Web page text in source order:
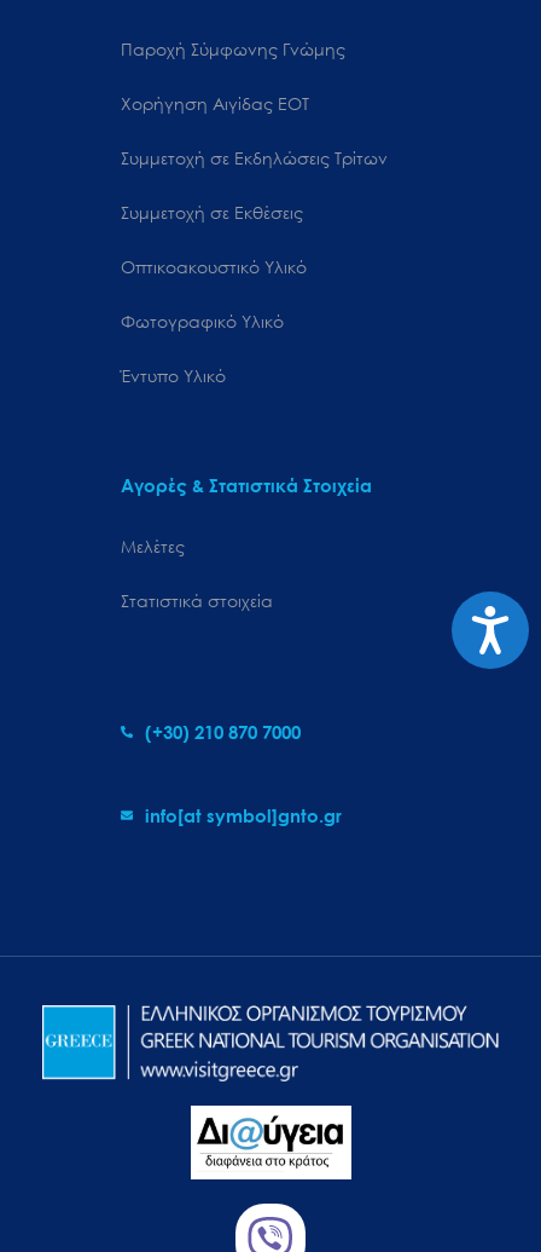
Παροχή Σύμφωνης Γνώμης
Χορήγηση Αιγίδας ΕΟΤ
Συμμετοχή σε Εκδηλώσεις Τρίτων
Συμμετοχή σε Εκθέσεις
Οπτικοακουστικό Υλικό
Φωτογραφικό Υλικό
Έντυπο Υλικό
Αγορές & Στατιστικά Στοιχεία
Μελέτες
Στατιστικά στοιχεία
(+30) 210 870 7000
info[at symbol]gnto.gr